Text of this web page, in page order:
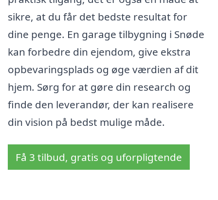
sikre, at du får det bedste resultat for
dine penge. En garage tilbygning i Snøde
kan forbedre din ejendom, give ekstra
opbevaringsplads og øge værdien af dit
hjem. Sørg for at gøre din research og
finde den leverandør, der kan realisere
din vision på bedst mulige måde.
Få 3 tilbud, gratis og uforpligtende